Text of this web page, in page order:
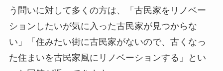
う問いに対して多くの方は、「古民家をリノベー
ションしたいが気に入った古民家が見つからな
い」「住みたい街に古民家がないので、古くなっ
た住まいを古民家風にリノベーションする」とい